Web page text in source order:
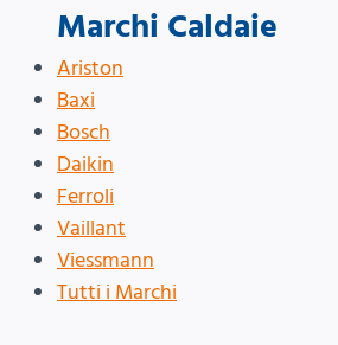
Marchi Caldaie
Ariston
Baxi
Bosch
Daikin
Ferroli
Vaillant
Viessmann
Tutti i Marchi